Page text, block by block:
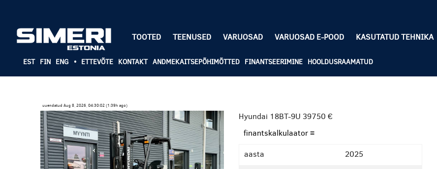
TOOTED TEENUSED VARUOSAD VARUOSAD E-POOD KASUTATUD TEHNIKA
EST FIN ENG • ETTEVÕTE KONTAKT ANDMEKAITSEPÕHIMÕTTED FINANTSEERIMINE HOOLDUSRAAMATUD
uuendatud Aug 8, 2026, 04:30:02 (1:39h ago)
Hyundai 18BT-9U 39750 €
finantskalkulaator ≡
aasta
2025